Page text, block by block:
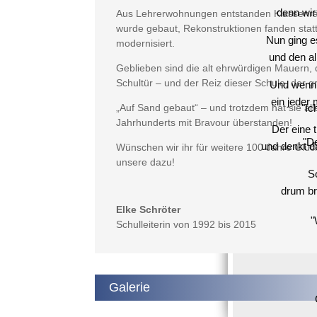
denn
Nun ging
und den
Und
ein jeder
Der eine
und denkt
drum
Aus Lehrerwohnungen entstanden
wurde gebaut, Rekonstruktionen fanden
modernisiert.
Geblieben sind die alt ehrwürdigen Mauern,
Schultür – und der Reiz dieser Schule, der
„Auf Sand gebaut“ – und trotzdem hat sie
Jahrhunderts mit Bravour überstanden!
Wünschen wir ihr für weitere 100 Jahre
unsere dazu!
Elke Schröter
Schulleiterin von 1992 bis 2015
Galerie